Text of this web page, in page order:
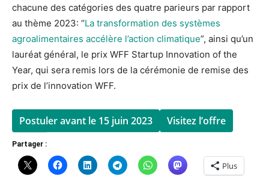
chacune des catégories des quatre parieurs par rapport
au thème 2023: “La transformation des systèmes
agroalimentaires accélère l’action climatique”, ainsi qu’un
lauréat général, le prix WFF Startup Innovation of the
Year, qui sera remis lors de la cérémonie de remise des
prix de l’innovation WFF.
Postuler avant le 15 juin 2023 Visitez l’offre
Partager :
Plus